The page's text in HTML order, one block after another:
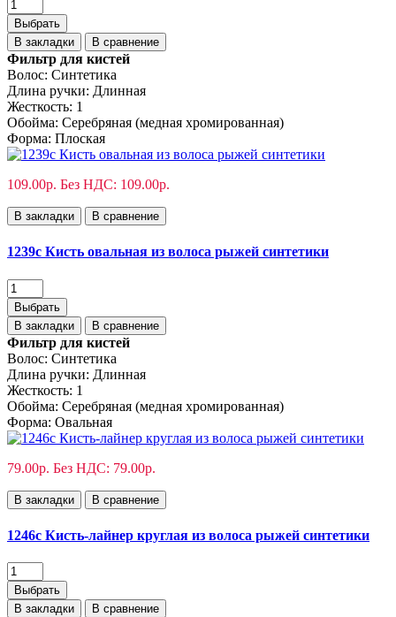
Выбрать
В закладки
В сравнение
Фильтр для кистей
Волос: Синтетика
Длина ручки: Длинная
Жесткость: 1
Обойма: Cеребряная (медная хромированная)
Форма: Плоская
109.00р. Без НДС: 109.00р.
В закладки В сравнение
1239с Кисть овальная из волоса рыжей синтетики
Выбрать
В закладки
В сравнение
Фильтр для кистей
Волос: Синтетика
Длина ручки: Длинная
Жесткость: 1
Обойма: Cеребряная (медная хромированная)
Форма: Овальная
79.00р. Без НДС: 79.00р.
В закладки В сравнение
1246с Кисть-лайнер круглая из волоса рыжей синтетики
Выбрать
В закладки
В сравнение